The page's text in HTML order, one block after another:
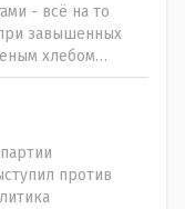
- всё на то
завышенных
хлебом
: - наша молочка
а хлеб
в совхозных
не вкусное- наше
В
против